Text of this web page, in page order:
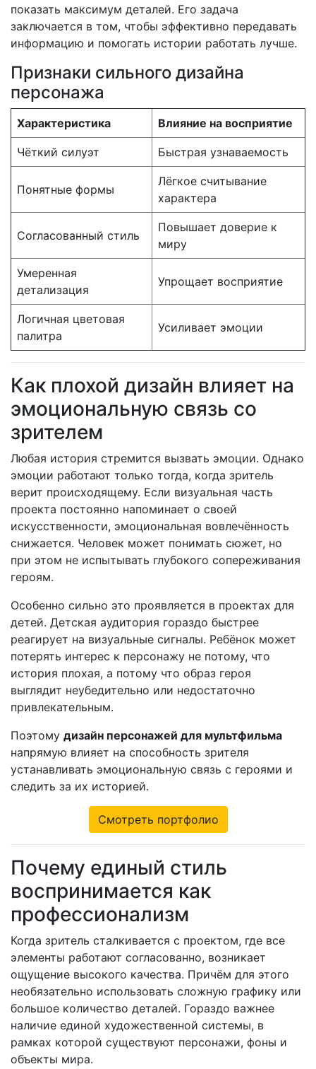
показать максимум деталей. Его задача
заключается в том, чтобы эффективно передавать
информацию и помогать истории работать лучше.
Признаки сильного дизайна
персонажа
Характеристика Влияние на восприятие
Чёткий силуэт Быстрая узнаваемость
Понятные формы
Лёгкое считывание
характера
Согласованный стиль
Повышает доверие к
миру
Умеренная
детализация
Упрощает восприятие
Логичная цветовая
палитра
Усиливает эмоции
Как плохой дизайн влияет на
эмоциональную связь со
зрителем
Любая история стремится вызвать эмоции. Однако
эмоции работают только тогда, когда зритель
верит происходящему. Если визуальная часть
проекта постоянно напоминает о своей
искусственности, эмоциональная вовлечённость
снижается. Человек может понимать сюжет, но
при этом не испытывать глубокого сопереживания
героям.
Особенно сильно это проявляется в проектах для
детей. Детская аудитория гораздо быстрее
реагирует на визуальные сигналы. Ребёнок может
потерять интерес к персонажу не потому, что
история плохая, а потому что образ героя
выглядит неубедительно или недостаточно
привлекательным.
Поэтому дизайн персонажей для мультфильма
напрямую влияет на способность зрителя
устанавливать эмоциональную связь с героями и
следить за их историей.
Cмотреть портфолио
Почему единый стиль
воспринимается как
профессионализм
Когда зритель сталкивается с проектом, где все
элементы работают согласованно, возникает
ощущение высокого качества. Причём для этого
необязательно использовать сложную графику или
большое количество деталей. Гораздо важнее
наличие единой художественной системы, в
рамках которой существуют персонажи, фоны и
объекты мира.